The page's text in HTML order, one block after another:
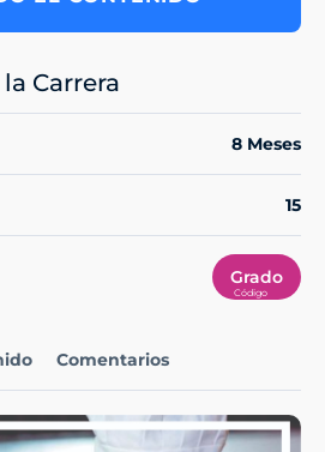
Comentarios
Carrera
8 Meses
15
Grado